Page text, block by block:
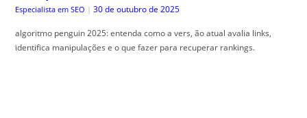
Especialista em SEO | 30 de outubro de 2025
algoritmo penguin 2025: entenda como a vers, ão atual avalia links,
identifica manipulações e o que fazer para recuperar rankings.